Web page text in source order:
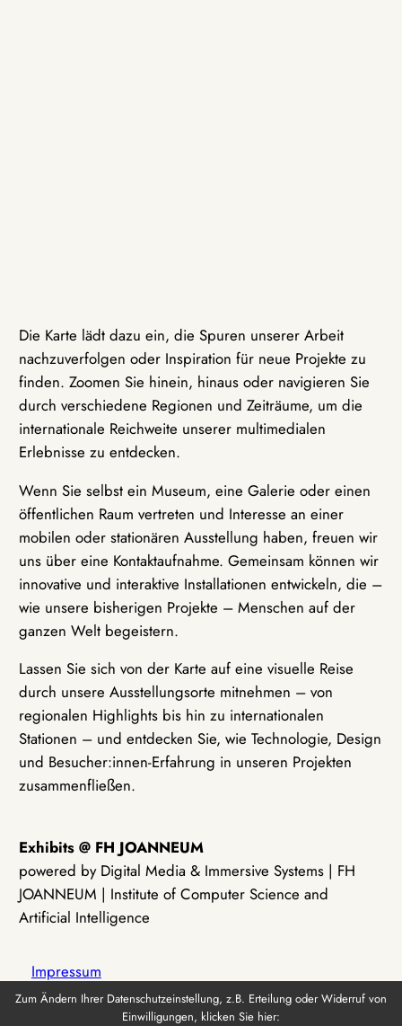
Die Karte lädt dazu ein, die Spuren unserer Arbeit
nachzuverfolgen oder Inspiration für neue Projekte zu
finden. Zoomen Sie hinein, hinaus oder navigieren Sie
durch verschiedene Regionen und Zeiträume, um die
internationale Reichweite unserer multimedialen
Erlebnisse zu entdecken.
Wenn Sie selbst ein Museum, eine Galerie oder einen
öffentlichen Raum vertreten und Interesse an einer
mobilen oder stationären Ausstellung haben, freuen wir
uns über eine Kontaktaufnahme. Gemeinsam können wir
innovative und interaktive Installationen entwickeln, die –
wie unsere bisherigen Projekte – Menschen auf der
ganzen Welt begeistern.
Lassen Sie sich von der Karte auf eine visuelle Reise
durch unsere Ausstellungsorte mitnehmen – von
regionalen Highlights bis hin zu internationalen
Stationen – und entdecken Sie, wie Technologie, Design
und Besucher:innen-Erfahrung in unseren Projekten
zusammenfließen.
Exhibits @ FH JOANNEUM
powered by Digital Media & Immersive Systems | FH
JOANNEUM | Institute of Computer Science and
Artificial Intelligence
Impressum
Zum Ändern Ihrer Datenschutzeinstellung, z.B. Erteilung oder Widerruf von
Einwilligungen, klicken Sie hier: